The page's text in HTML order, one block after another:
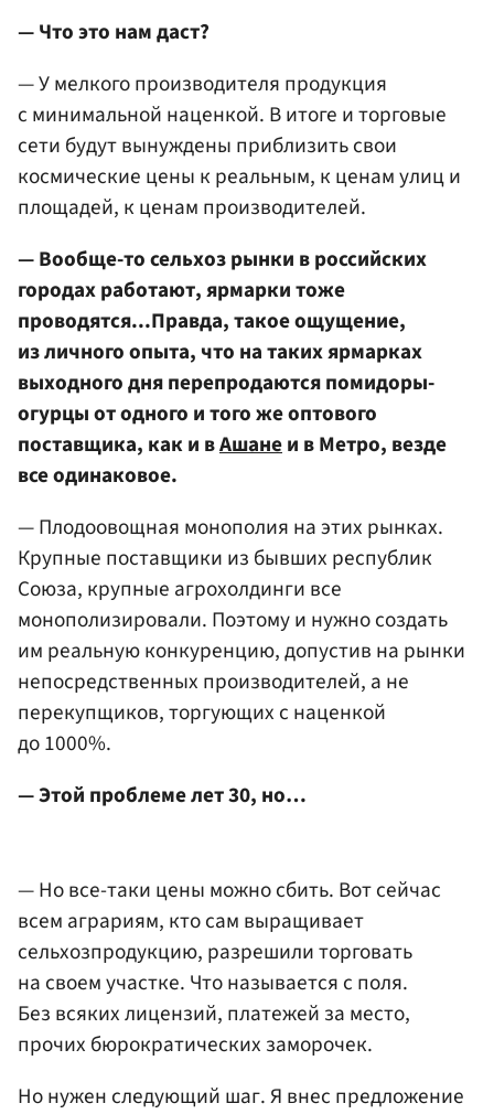
— Что это нам даст?
— У мелкого производителя продукция
с минимальной наценкой. В итоге и торговые
сети будут вынуждены приблизить свои
космические цены к реальным, к ценам улиц и
площадей, к ценам производителей.
— Вообще-то сельхоз рынки в российских
городах работают, ярмарки тоже
проводятся...Правда, такое ощущение,
из личного опыта, что на таких ярмарках
выходного дня перепродаются помидоры-
огурцы от одного и того же оптового
поставщика, как и вАшанеи в Метро, везде
все одинаковое.
— Плодоовощная монополия на этих рынках.
Крупные поставщики из бывших республик
Союза, крупные агрохолдинги все
монополизировали. Поэтому и нужно создать
им реальную конкуренцию, допустив на рынки
непосредственных производителей, а не
перекупщиков, торгующих с наценкой
до 1000%.
— Этой проблеме лет 30, но…
— Но все-таки цены можно сбить. Вот сейчас
всем аграриям, кто сам выращивает
сельхозпродукцию, разрешили торговать
на своем участке. Что называется с поля.
Без всяких лицензий, платежей за место,
прочих бюрократических заморочек.
Но нужен следующий шаг. Я внес предложение